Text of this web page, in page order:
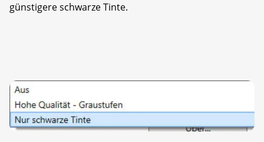
günstigere schwarze Tinte.